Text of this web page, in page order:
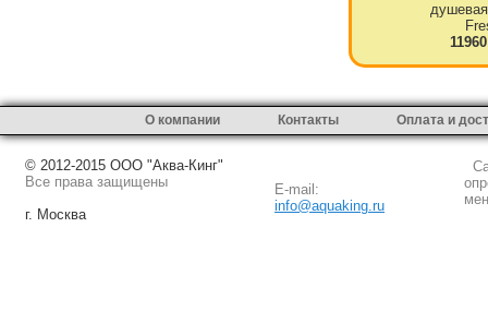
О компании Контакты Оплата и
© 2012-2015 ООО "Аква-Кинг"
Все права защищены
г. Москва
E-mail:
info@aquaking.ru